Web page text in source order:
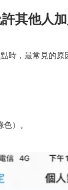
其他人加
時，最常見的
）。